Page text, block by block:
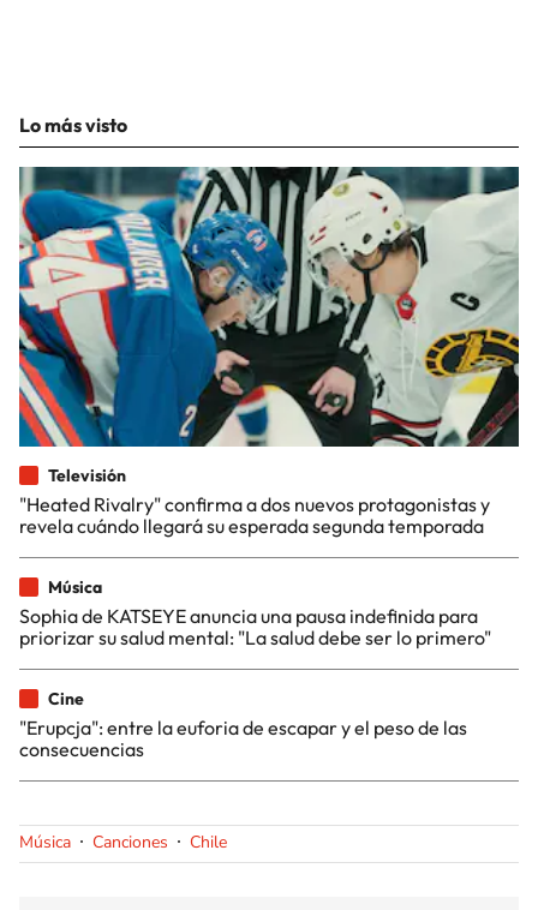
Lo más visto
Televisión
"Heated Rivalry" confirma a dos nuevos protagonistas y
revela cuándo llegará su esperada segunda temporada
Música
Sophia de KATSEYE anuncia una pausa indefinida para
priorizar su salud mental: "La salud debe ser lo primero"
Cine
"Erupcja": entre la euforia de escapar y el peso de las
consecuencias
Música Canciones Chile